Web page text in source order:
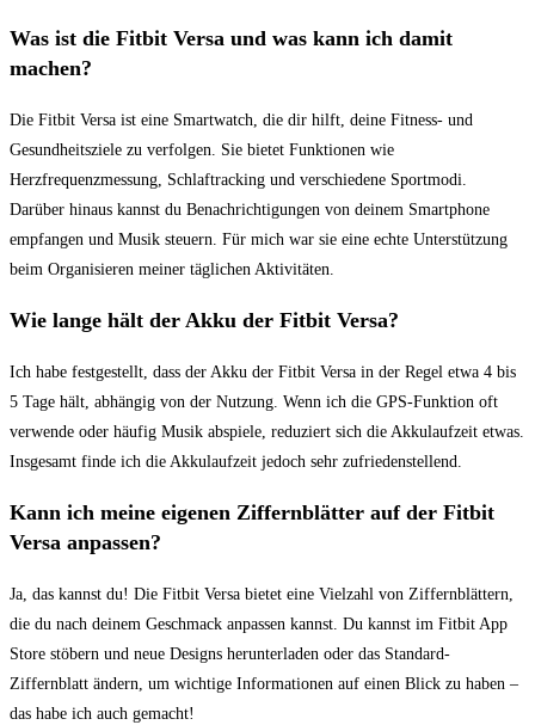
Was ist die Fitbit ⁢Versa ⁣und was​ kann ich damit
machen?
Die​ Fitbit Versa ⁢ist eine Smartwatch, die dir ​hilft, deine Fitness- und
Gesundheitsziele ‍zu verfolgen. Sie ‍bietet ​Funktionen wie
⁤Herzfrequenzmessung, Schlaftracking und verschiedene Sportmodi.​
Darüber hinaus ⁤kannst du Benachrichtigungen von deinem Smartphone‌
empfangen und⁤ Musik steuern. Für mich⁤ war sie eine‍ echte Unterstützung
beim⁣ Organisieren meiner täglichen Aktivitäten.
Wie lange hält der ​Akku der Fitbit Versa?
Ich‌ habe festgestellt, dass der Akku der Fitbit Versa in⁤ der Regel etwa 4 bis
⁢5 ‍Tage hält, abhängig von‍ der Nutzung. Wenn ich die ⁣GPS-Funktion oft
verwende ⁤oder häufig‍ Musik abspiele, reduziert sich die Akkulaufzeit etwas.
⁤Insgesamt finde ich die Akkulaufzeit jedoch sehr zufriedenstellend.
Kann ich ⁣meine eigenen Ziffernblätter auf der Fitbit
Versa‌ anpassen?
Ja, das kannst du! Die‍ Fitbit​ Versa bietet eine Vielzahl von Ziffernblättern,
die du nach deinem Geschmack‌ anpassen kannst. Du kannst im Fitbit App
Store stöbern ⁢und neue Designs herunterladen oder das Standard-
Ziffernblatt ⁤ändern, um wichtige ‌Informationen auf einen Blick ⁢zu haben –
‌das habe‍ ich auch gemacht!